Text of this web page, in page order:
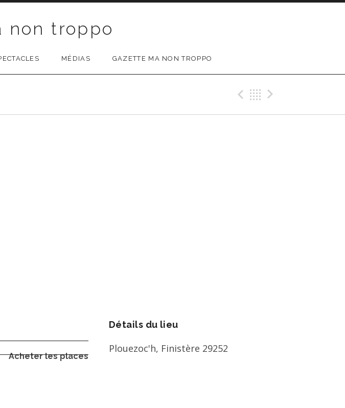
non troppo
MÉDIAS GAZETTE MA NON TROPPO
Précédent Gig
Retour
Acheter les places
Détails du lieu
Plouezoc'h, Finistère 29252